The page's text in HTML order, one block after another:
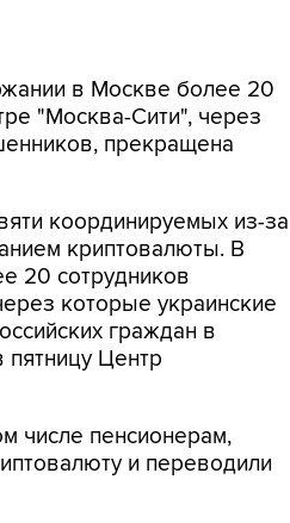
в Москве более 20
"Москва-Сити", через
прекращена
координируемых из-за
криптовалюты. В
20 сотрудников
которые украинские
граждан в
пятницу Центр
числе пенсионерам,
и переводили